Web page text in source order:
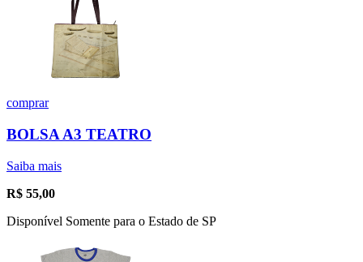
comprar
BOLSA A3 TEATRO
Saiba mais
R$ 55,00
Disponível Somente para o Estado de SP